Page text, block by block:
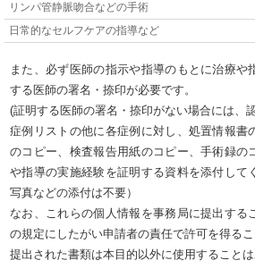
リンパ管静脈吻合などの手術
日常的なセルフケアの指導など
また、必ず医師の指示や指導のもとに治療や
する医師の署名・捺印が必要です。
(証明する医師の署名・捺印がない場合には、
症例リストの他に各症例に対し、処置情報書
のコピー、検査報告用紙のコピー、手術録の
や指導の実施経験を証明する資料を添付して
写真などの添付は不要）
なお、これらの個人情報を事務局に提出する
の規定にしたがい申請者の責任で許可を得るこ
提出された書類は本目的以外に使用することは